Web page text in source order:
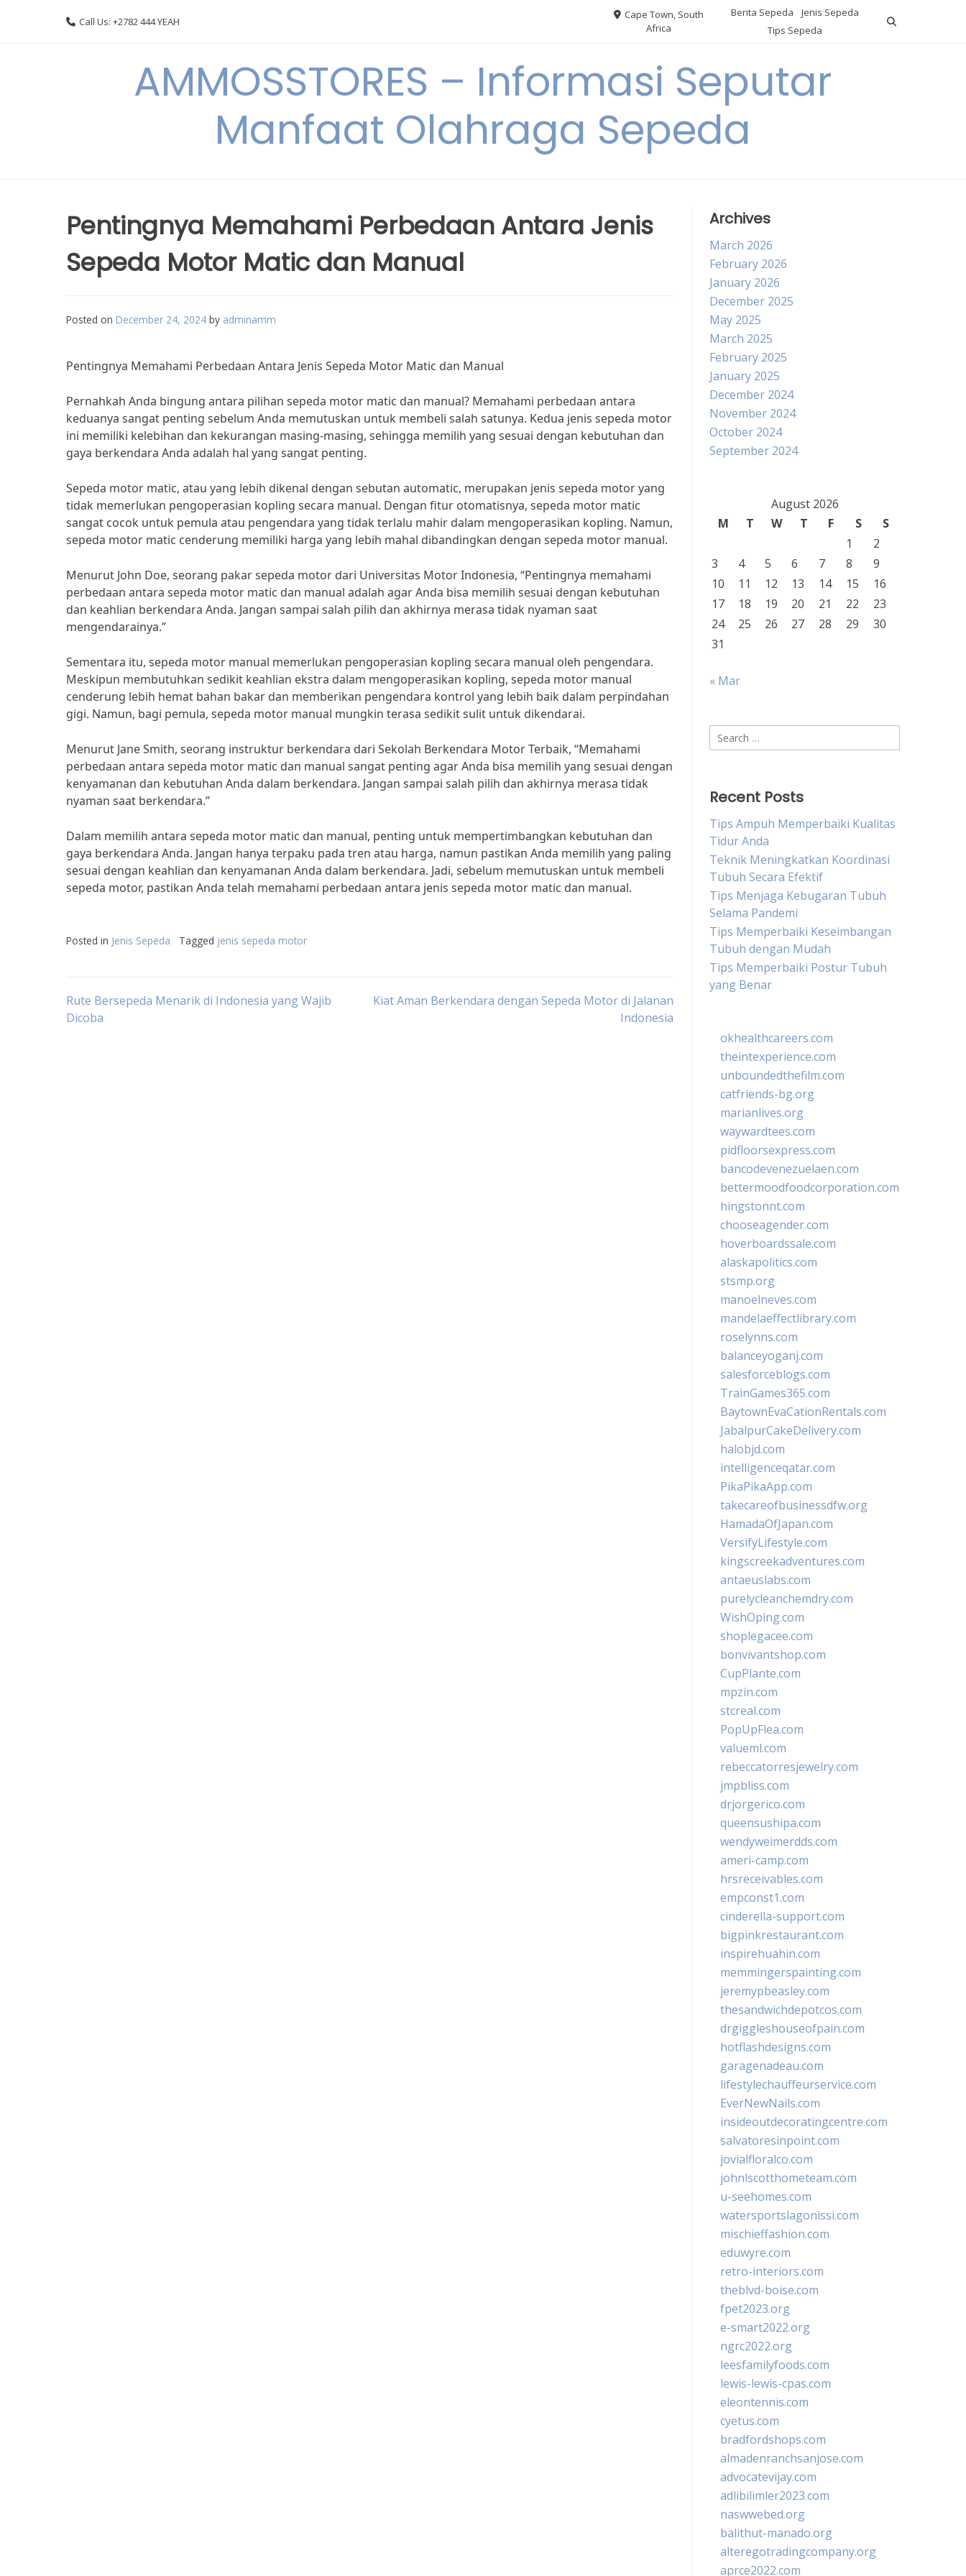
Call Us: +2782 444 YEAH
Cape Town, South
Africa
Berita Sepeda
Jenis Sepeda
Tips Sepeda
AMMOSSTORES – Informasi Seputar
Manfaat Olahraga Sepeda
Pentingnya Memahami Perbedaan Antara Jenis
Sepeda Motor Matic dan Manual
Posted on December 24, 2024 by adminamm
Pentingnya Memahami Perbedaan Antara Jenis Sepeda Motor Matic dan Manual
Pernahkah Anda bingung antara pilihan sepeda motor matic dan manual? Memahami perbedaan antara
keduanya sangat penting sebelum Anda memutuskan untuk membeli salah satunya. Kedua jenis sepeda motor
ini memiliki kelebihan dan kekurangan masing-masing, sehingga memilih yang sesuai dengan kebutuhan dan
gaya berkendara Anda adalah hal yang sangat penting.
Sepeda motor matic, atau yang lebih dikenal dengan sebutan automatic, merupakan jenis sepeda motor yang
tidak memerlukan pengoperasian kopling secara manual. Dengan fitur otomatisnya, sepeda motor matic
sangat cocok untuk pemula atau pengendara yang tidak terlalu mahir dalam mengoperasikan kopling. Namun,
sepeda motor matic cenderung memiliki harga yang lebih mahal dibandingkan dengan sepeda motor manual.
Menurut John Doe, seorang pakar sepeda motor dari Universitas Motor Indonesia, “Pentingnya memahami
perbedaan antara sepeda motor matic dan manual adalah agar Anda bisa memilih sesuai dengan kebutuhan
dan keahlian berkendara Anda. Jangan sampai salah pilih dan akhirnya merasa tidak nyaman saat
mengendarainya.”
Sementara itu, sepeda motor manual memerlukan pengoperasian kopling secara manual oleh pengendara.
Meskipun membutuhkan sedikit keahlian ekstra dalam mengoperasikan kopling, sepeda motor manual
cenderung lebih hemat bahan bakar dan memberikan pengendara kontrol yang lebih baik dalam perpindahan
gigi. Namun, bagi pemula, sepeda motor manual mungkin terasa sedikit sulit untuk dikendarai.
Menurut Jane Smith, seorang instruktur berkendara dari Sekolah Berkendara Motor Terbaik, “Memahami
perbedaan antara sepeda motor matic dan manual sangat penting agar Anda bisa memilih yang sesuai dengan
kenyamanan dan kebutuhan Anda dalam berkendara. Jangan sampai salah pilih dan akhirnya merasa tidak
nyaman saat berkendara.”
Dalam memilih antara sepeda motor matic dan manual, penting untuk mempertimbangkan kebutuhan dan
gaya berkendara Anda. Jangan hanya terpaku pada tren atau harga, namun pastikan Anda memilih yang paling
sesuai dengan keahlian dan kenyamanan Anda dalam berkendara. Jadi, sebelum memutuskan untuk membeli
sepeda motor, pastikan Anda telah memahami perbedaan antara jenis sepeda motor matic dan manual.
Posted in Jenis Sepeda Tagged jenis sepeda motor
Post
Rute Bersepeda Menarik di Indonesia yang Wajib
Dicoba
Kiat Aman Berkendara dengan Sepeda Motor di Jalanan
Indonesia
Archives
March 2026
February 2026
January 2026
December 2025
May 2025
March 2025
February 2025
January 2025
December 2024
November 2024
October 2024
September 2024
August 2026
M
T W T F S
S
1
2
3
4 5 6 7 8
9
10
11 12 13 14 15
16
17
18 19 20 21 22
23
24
25 26 27 28 29
30
31
« Mar
Search
for:
Recent Posts
Tips Ampuh Memperbaiki Kualitas
Tidur Anda
Teknik Meningkatkan Koordinasi
Tubuh Secara Efektif
Tips Menjaga Kebugaran Tubuh
Selama Pandemi
Tips Memperbaiki Keseimbangan
Tubuh dengan Mudah
Tips Memperbaiki Postur Tubuh
yang Benar
okhealthcareers.com
theintexperience.com
unboundedthefilm.com
catfriends-bg.org
marianlives.org
waywardtees.com
pidfloorsexpress.com
bancodevenezuelaen.com
bettermoodfoodcorporation.com
hingstonnt.com
chooseagender.com
hoverboardssale.com
alaskapolitics.com
stsmp.org
manoelneves.com
mandelaeffectlibrary.com
roselynns.com
balanceyoganj.com
salesforceblogs.com
TrainGames365.com
BaytownEvaCationRentals.com
JabalpurCakeDelivery.com
halobjd.com
intelligenceqatar.com
PikaPikaApp.com
takecareofbusinessdfw.org
HamadaOfJapan.com
VersifyLifestyle.com
kingscreekadventures.com
antaeuslabs.com
purelycleanchemdry.com
WishOping.com
shoplegacee.com
bonvivantshop.com
CupPlante.com
mpzin.com
stcreal.com
PopUpFlea.com
valueml.com
rebeccatorresjewelry.com
jmpbliss.com
drjorgerico.com
queensushipa.com
wendyweimerdds.com
ameri-camp.com
hrsreceivables.com
empconst1.com
cinderella-support.com
bigpinkrestaurant.com
inspirehuahin.com
memmingerspainting.com
jeremypbeasley.com
thesandwichdepotcos.com
drgiggleshouseofpain.com
hotflashdesigns.com
garagenadeau.com
lifestylechauffeurservice.com
EverNewNails.com
insideoutdecoratingcentre.com
salvatoresinpoint.com
jovialfloralco.com
johnlscotthometeam.com
u-seehomes.com
watersportslagonissi.com
mischieffashion.com
eduwyre.com
retro-interiors.com
theblvd-boise.com
fpet2023.org
e-smart2022.org
ngrc2022.org
leesfamilyfoods.com
lewis-lewis-cpas.com
eleontennis.com
cyetus.com
bradfordshops.com
almadenranchsanjose.com
advocatevijay.com
adlibilimler2023.com
naswwebed.org
balithut-manado.org
alteregotradingcompany.org
aprce2022.com